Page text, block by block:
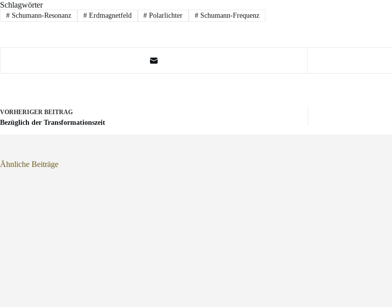
Schlagwörter
#Schumann-Resonanz #Erdmagnetfeld # Polarlichter # Schumann-Frequenz
VORHERIGER BEITRAG
Bezüglich der Transformationszeit
Ähnliche Beiträge